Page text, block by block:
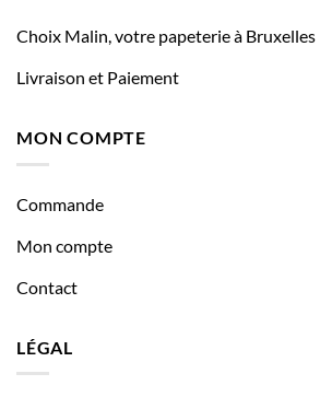
Choix Malin, votre papeterie à Bruxelles
Livraison et Paiement
MON COMPTE
Commande
Mon compte
Contact
LÉGAL